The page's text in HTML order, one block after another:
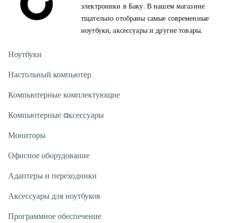
электроники в Баку. В нашем магазине
тщательно отобраны самые современные
ноутбуки, аксессуары и другие товары.
Ноутбуки
Настольный компьютер
Компьютерные комплектующие
Компьютерные aксессуары
Мониторы
Офисное оборудование
Адаптеры и переходники
Аксессуары для ноутбуков
Программное обеспечение